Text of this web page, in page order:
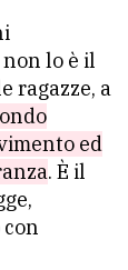
lo è il
ragazze, a
ed
. È il